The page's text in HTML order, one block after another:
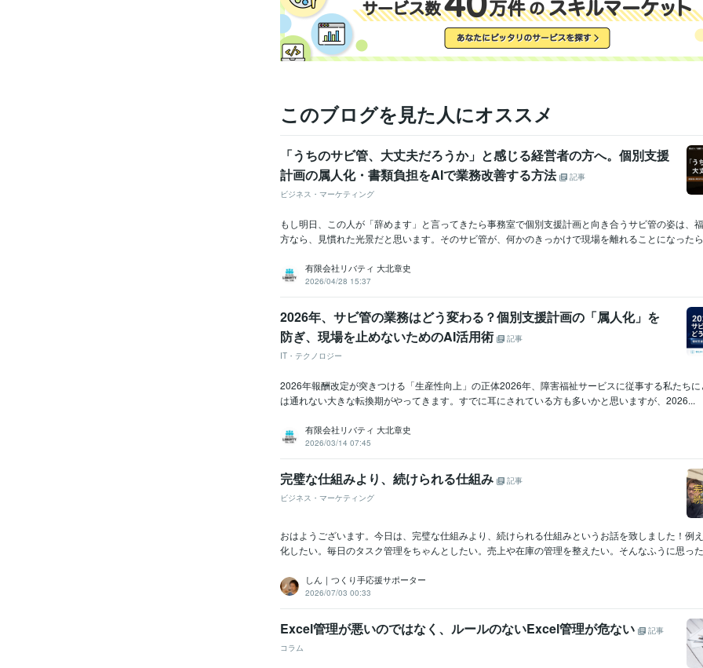
このブログを見た人にオススメ
「うちのサビ管、大丈夫だろうか」と感じる経営者の方へ。個別支援
計画の属人化・書類負担をAIで業務改善する方法
記事
ビジネス・マーケティング
もし明日、この人が「辞めます」と言ってきたら事務室で個別支援計画と向き合うサビ管の姿は、
方なら、見慣れた光景だと思います。そのサビ管が、何かのきっかけで現場を離れることになった
有限会社リバティ 大北章史
2026/04/28 15:37
2026年、サビ管の業務はどう変わる？個別支援計画の「属人化」を
防ぎ、現場を止めないためのAI活用術
記事
IT・テクノロジー
2026年報酬改定が突きつける「生産性向上」の正体2026年、障害福祉サービスに従事する私たち
は通れない大きな転換期がやってきます。すでに耳にされている方も多いかと思いますが、2026...
有限会社リバティ 大北章史
2026/03/14 07:45
完璧な仕組みより、続けられる仕組み
記事
ビジネス・マーケティング
おはようございます。今日は、完璧な仕組みより、続けられる仕組みというお話を致しました！例
化したい。毎日のタスク管理をちゃんとしたい。売上や在庫の管理を整えたい。そんなふうに思っ
しん｜つくり手応援サポーター
2026/07/03 00:33
Excel管理が悪いのではなく、ルールのないExcel管理が危ない
記事
コラム